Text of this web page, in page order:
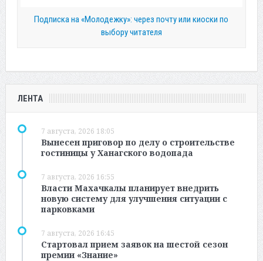
Подписка на «Молодежку»: через почту или киоски по
выбору читателя
ЛЕНТА
7 августа, 2026 18:05
Вынесен приговор по делу о строительстве
гостиницы у Ханагского водопада
7 августа, 2026 16:55
Власти Махачкалы планирует внедрить
новую систему для улучшения ситуации с
парковками
7 августа, 2026 16:45
Стартовал прием заявок на шестой сезон
премии «Знание»